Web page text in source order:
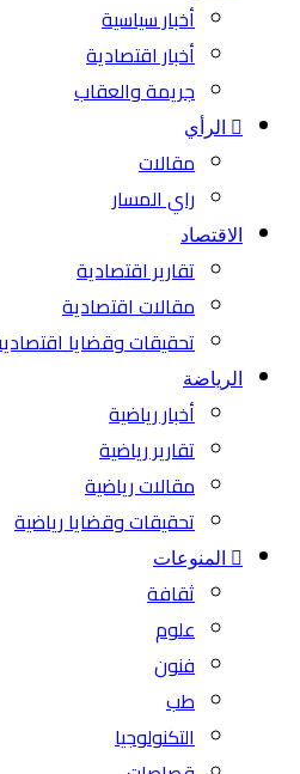
أخبار سياسية
أخبار اقتصادية
جريمة والعقاب
الرأي
مقالات
راي المسار
الاقتصاد
تقارير اقتصادية
مقالات اقتصادية
تحقيقات وقضايا
الرياضة
أخبار رياضية
تقارير رياضية
مقالات رياضية
تحقيقات وقضايا رياضية
المنوعات
ثقافة
علوم
فنون
طب
التكنولوجيا